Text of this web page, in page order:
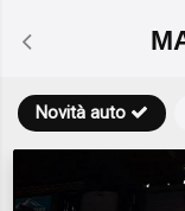
Novità auto